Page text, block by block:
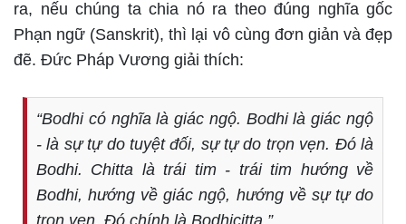
ra, nếu chúng ta chia nó ra theo đúng nghĩa gốc
Phạn ngữ (Sanskrit), thì lại vô cùng đơn giản và đẹp
đẽ. Đức Pháp Vương giải thích:
“Bodhi có nghĩa là giác ngộ. Bodhi là giác ngộ
- là sự tự do tuyệt đối, sự tự do trọn vẹn. Đó là
Bodhi. Chitta là trái tim - trái tim hướng về
Bodhi, hướng về giác ngộ, hướng về sự tự do
trọn vẹn. Đó chính là Bodhicitta.”